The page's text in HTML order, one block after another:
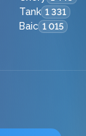
Tank 1 331
Baic 1 015